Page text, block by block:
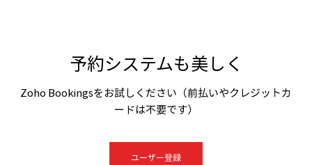
予約システムも美しく
Zoho Bookingsをお試しください（前払いやクレジットカ
ードは不要です）
ユーザー登録